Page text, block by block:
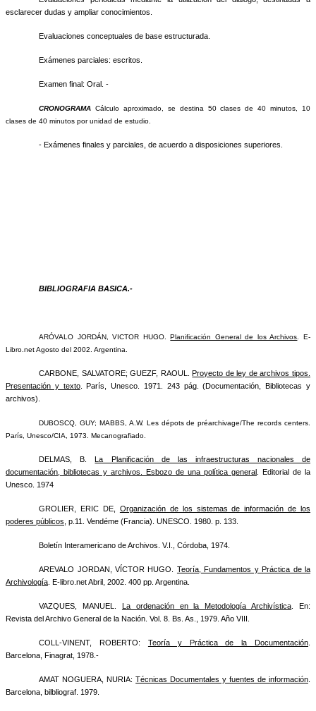
esclarecer dudas y ampliar conocimientos.
Evaluaciones conceptuales de base estructurada.
Exámenes parciales: escritos.
Examen final: Oral. -
CRONOGRAMA Cálculo aproximado, se destina 50 clases de 40 minutos, 10
clases de 40 minutos por unidad de estudio.
- Exámenes finales y parciales, de acuerdo a disposiciones superiores.
BIBLIOGRAFIA BASICA.-
ARÓVALO JORDÁN, VICTOR HUGO.Planificación General de los Archivos. E-
Libro.net Agosto del 2002. Argentina.
CARBONE, SALVATORE; GUEZF, RAOUL.
Proyecto de ley de archivos tipos.
Presentación y texto. París, Unesco. 1971. 243 pág. (Documentación, Bibliotecas y
archivos).
DUBOSCQ, GUY; MABBS, A.W. Les dépots de préarchivage/The records centers.
París, Unesco/CIA, 1973. Mecanografiado.
DELMAS, B.
La Planificación de las infraestructuras nacionales de
documentación, bibliotecas y archivos. Esbozo de una política general
. Editorial de la
Unesco. 1974
GROLIER, ERIC DE, Organización de los sistemas de información de los
poderes públicos , p.11. Vendéme (Francia). UNESCO. 1980. p. 133.
Boletín Interamericano de Archivos. V.I., Córdoba, 1974.
AREVALO JORDAN, VÍCTOR HUGO. Teoría, Fundamentos y Práctica de la
Archivología . E-libro.net Abril, 2002. 400 pp. Argentina.
VAZQUES, MANUEL. La ordenación en la Metodología Archivística . En:
Revista del Archivo General de la Nación. Vol. 8. Bs. As., 1979. Año VIII.
COLL-VINENT, ROBERTO: Teoría y Práctica de la Documentación
Barcelona, Finagrat, 1978.-
AMAT NOGUERA, NURIA:Técnicas Documentales y fuentes de información
Barcelona, bilbliograf. 1979.